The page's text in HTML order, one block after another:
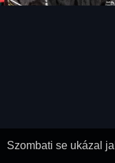
Szombati se ukázal